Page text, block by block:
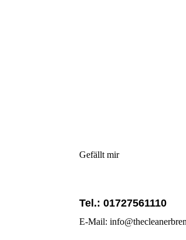
Gefällt mir
Tel.: 01727561110
E-Mail: